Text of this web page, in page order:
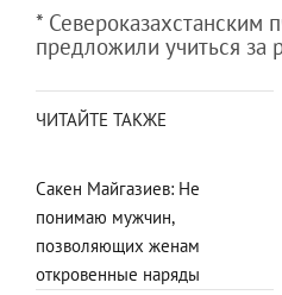
* Североказахстанским
предложили учиться за
ЧИТАЙТЕ ТАКЖЕ
Сакен Майгазиев: Не
понимаю мужчин,
позволяющих женам
откровенные наряды